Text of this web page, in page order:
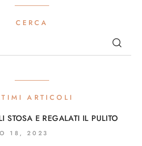
CERCA
ARTICOLI
STOSA E REGALATI IL PULITO
18, 2023